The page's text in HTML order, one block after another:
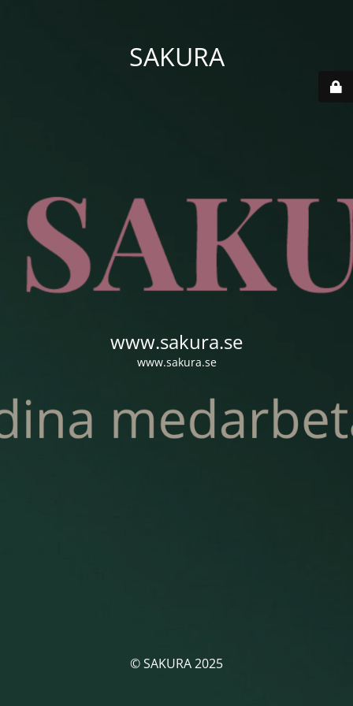
SAKURA
www.sakura.se
www.sakura.se
© SAKURA 2025